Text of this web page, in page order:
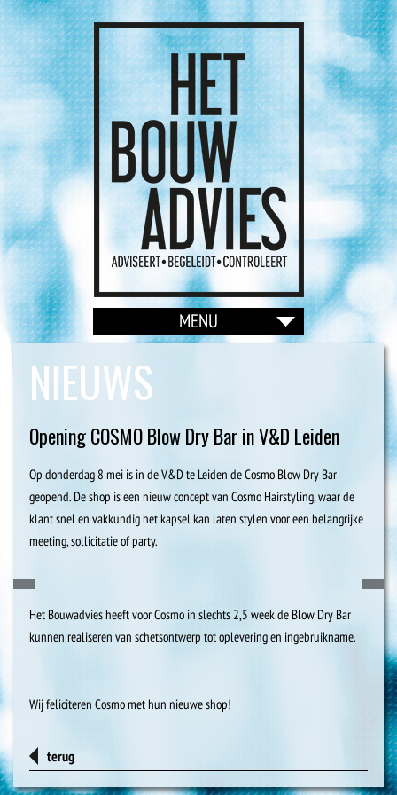
NIEUWS
Opening COSMO Blow Dry Bar in V&D Leiden
Op donderdag 8 mei is in de V&D te Leiden de Cosmo Blow Dry Bar
geopend. De shop is een nieuw concept van Cosmo Hairstyling, waar de
klant snel en vakkundig het kapsel kan laten stylen voor een belangrijke
meeting, sollicitatie of party.
Het Bouwadvies heeft voor Cosmo in slechts 2,5 week de Blow Dry Bar
kunnen realiseren van schetsontwerp tot oplevering en ingebruikname.
Wij feliciteren Cosmo met hun nieuwe shop!
terug